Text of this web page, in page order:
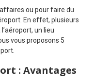
ou pour faire du
En effet, plusieurs
un lieu
vous proposons 5
: Avantages